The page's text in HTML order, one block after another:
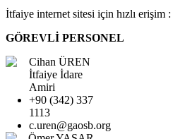
İtfaiye internet sitesi için hızlı erişim :
GÖREVLİ PERSONEL
Cihan ÜREN
İtfaiye İdare
Amiri
+90 (342) 337
1113
c.uren@gaosb.org